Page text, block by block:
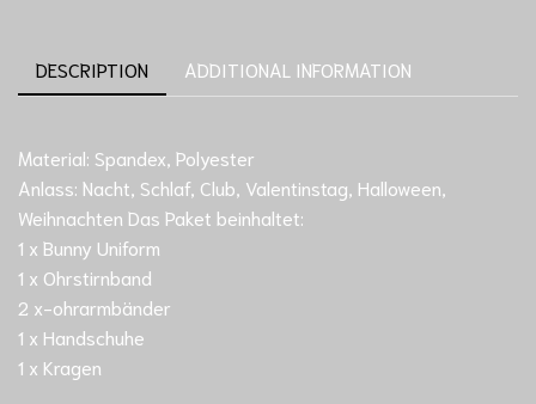
DESCRIPTION ADDITIONAL INFORMATION
Material: Spandex, Polyester
Anlass: Nacht, Schlaf, Club, Valentinstag, Halloween,
Weihnachten Das Paket beinhaltet:
1 x Bunny Uniform
1 x Ohrstirnband
2 x-ohrarmbänder
1 x Handschuhe
1 x Kragen